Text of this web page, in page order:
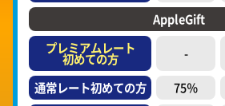
AppleGift
プレミアムレート
初めての方 -
通常レート初めての方
75％